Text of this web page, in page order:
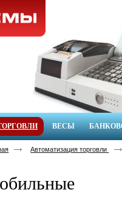
ВЕСЫ
Автоматизация торговли